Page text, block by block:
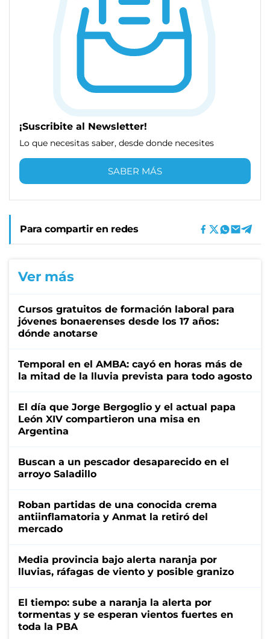
¡Suscribite al Newsletter!
Lo que necesitas saber, desde donde necesites
SABER MÁS
Para compartir en redes
Ver más
Cursos gratuitos de formación laboral para
jóvenes bonaerenses desde los 17 años:
dónde anotarse
Temporal en el AMBA: cayó en horas más de
la mitad de la lluvia prevista para todo agosto
El día que Jorge Bergoglio y el actual papa
León XIV compartieron una misa en
Argentina
Buscan a un pescador desaparecido en el
arroyo Saladillo
Roban partidas de una conocida crema
antiinflamatoria y Anmat la retiró del
mercado
Media provincia bajo alerta naranja por
lluvias, ráfagas de viento y posible granizo
El tiempo: sube a naranja la alerta por
tormentas y se esperan vientos fuertes en
toda la PBA